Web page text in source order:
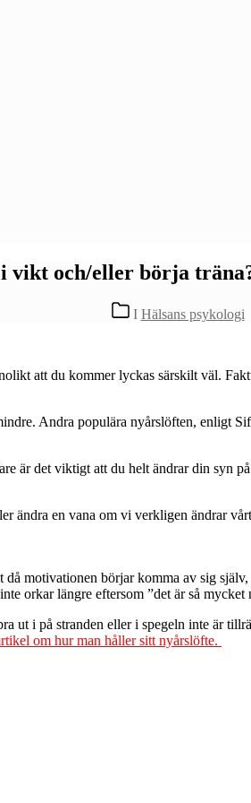
vikt och/eller börja
Kategorier
I Hälsans psykologi
att du kommer lyckas särskilt väl.
Andra populära nyårslöften, enligt
är det viktigt att du helt ändrar din syn
en vana om vi verkligen ändrar
motivationen börjar komma av sig
orkar längre eftersom ”det är så
ut i på stranden eller i spegeln inte är
om hur man håller sitt nyårslöfte.